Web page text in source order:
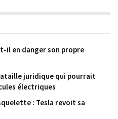
il en danger son propre
juridique qui pourrait
électriques
: Tesla revoit sa